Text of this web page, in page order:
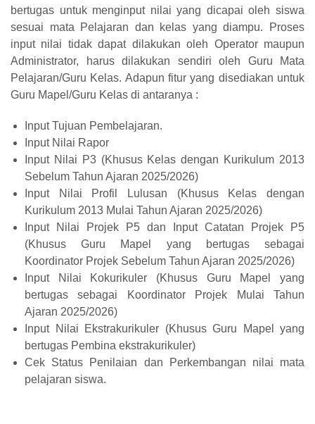
bertugas untuk menginput nilai yang dicapai oleh siswa
sesuai mata Pelajaran dan kelas yang diampu. Proses
input nilai tidak dapat dilakukan oleh Operator maupun
Administrator, harus dilakukan sendiri oleh Guru Mata
Pelajaran/Guru Kelas. Adapun fitur yang disediakan untuk
Guru Mapel/Guru Kelas di antaranya :
Input Tujuan Pembelajaran.
Input Nilai Rapor
Input Nilai P3 (Khusus Kelas dengan Kurikulum 2013
Sebelum Tahun Ajaran 2025/2026)
Input Nilai Profil Lulusan (Khusus Kelas dengan
Kurikulum 2013 Mulai Tahun Ajaran 2025/2026)
Input Nilai Projek P5 dan Input Catatan Projek P5
(Khusus Guru Mapel yang bertugas sebagai
Koordinator Projek Sebelum Tahun Ajaran 2025/2026)
Input Nilai Kokurikuler (Khusus Guru Mapel yang
bertugas sebagai Koordinator Projek Mulai Tahun
Ajaran 2025/2026)
Input Nilai Ekstrakurikuler (Khusus Guru Mapel yang
bertugas Pembina ekstrakurikuler)
Cek Status Penilaian dan Perkembangan nilai mata
pelajaran siswa.